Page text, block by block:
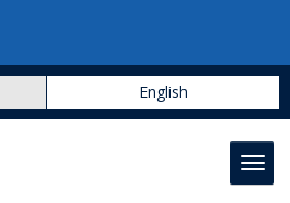
English